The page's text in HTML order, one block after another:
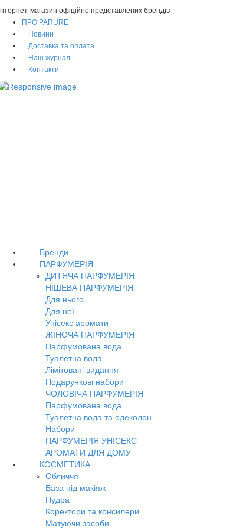
Інтернет-магазин офіційно представлених брендів
ПРО PARURE
Новини
Доставка та оплата
Наш журнал
Контакти
Бренди
ПАРФУМЕРІЯ
ДИТЯЧА ПАРФУМЕРІЯ
НІШЕВА ПАРФУМЕРІЯ
Для нього
Для неї
Унісекс аромати
ЖІНОЧА ПАРФУМЕРІЯ
Парфумована вода
Туалетна вода
Лімітовані видання
Подарункові набори
ЧОЛОВІЧА ПАРФУМЕРІЯ
Парфумована вода
Туалетна вода та одеколон
Набори
ПАРФУМЕРІЯ УНІСЕКС
АРОМАТИ ДЛЯ ДОМУ
КОСМЕТИКА
Обличчя
База під макіяж
Пудра
Коректори та консилери
Матуючи засоби